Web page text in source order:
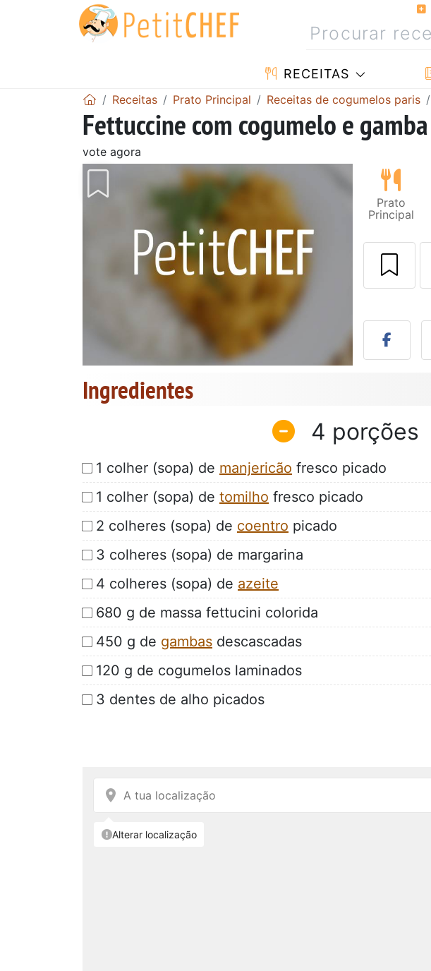
RECEITAS
Receitas Prato Principal Receitas de cogumelos paris
Fettuccine com cogumelo e gamba
vote agora
Prato
Principal
Ingredientes
4
1 colher (sopa) de manjericão fresco picado
1 colher (sopa) de tomilho fresco picado
2 colheres (sopa) de coentro picado
3 colheres (sopa) de margarina
4 colheres (sopa) de azeite
680 g de massa fettucini colorida
450 g de gambas descascadas
120 g de cogumelos laminados
3 dentes de alho picados